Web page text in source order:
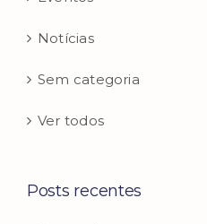
Notícias
Sem categoria
Ver todos
Posts recentes